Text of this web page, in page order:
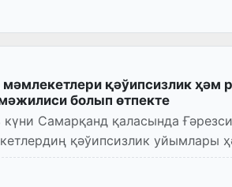
қәўипсизлик ҳәм
болып өтпекте
Самарқанд қаласында
қәўипсизлик уйымлары
21-мәжилис...